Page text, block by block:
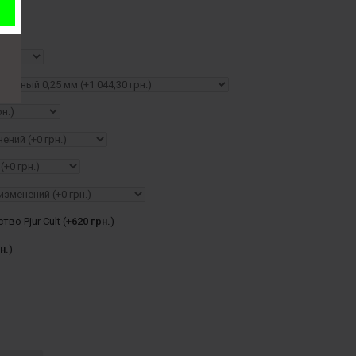
Pjur Cult (+620 грн. )
)